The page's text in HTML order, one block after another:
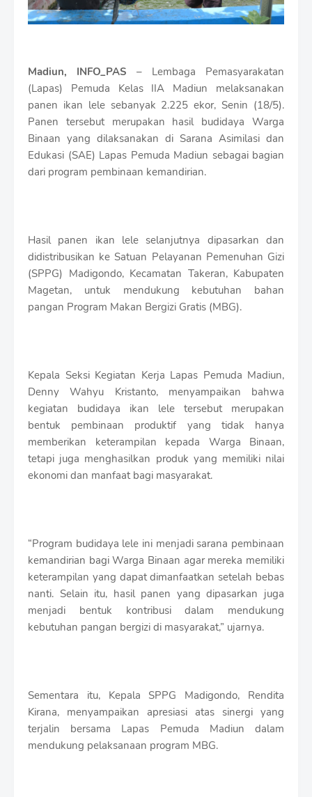
Madiun, INFO_PAS – Lembaga Pemasyarakatan
(Lapas) Pemuda Kelas IIA Madiun melaksanakan
panen ikan lele sebanyak 2.225 ekor, Senin (18/5).
Panen tersebut merupakan hasil budidaya Warga
Binaan yang dilaksanakan di Sarana Asimilasi dan
Edukasi (SAE) Lapas Pemuda Madiun sebagai bagian
dari program pembinaan kemandirian.
Hasil panen ikan lele selanjutnya dipasarkan dan
didistribusikan ke Satuan Pelayanan Pemenuhan Gizi
(SPPG) Madigondo, Kecamatan Takeran, Kabupaten
Magetan, untuk mendukung kebutuhan bahan
pangan Program Makan Bergizi Gratis (MBG).
Kepala Seksi Kegiatan Kerja Lapas Pemuda Madiun,
Denny Wahyu Kristanto, menyampaikan bahwa
kegiatan budidaya ikan lele tersebut merupakan
bentuk pembinaan produktif yang tidak hanya
memberikan keterampilan kepada Warga Binaan,
tetapi juga menghasilkan produk yang memiliki nilai
ekonomi dan manfaat bagi masyarakat.
“Program budidaya lele ini menjadi sarana pembinaan
kemandirian bagi Warga Binaan agar mereka memiliki
keterampilan yang dapat dimanfaatkan setelah bebas
nanti. Selain itu, hasil panen yang dipasarkan juga
menjadi bentuk kontribusi dalam mendukung
kebutuhan pangan bergizi di masyarakat,” ujarnya.
Sementara itu, Kepala SPPG Madigondo, Rendita
Kirana, menyampaikan apresiasi atas sinergi yang
terjalin bersama Lapas Pemuda Madiun dalam
mendukung pelaksanaan program MBG.
n
D
g
n
W
i
t
h
S
h
r
e
m
p
l
a
t